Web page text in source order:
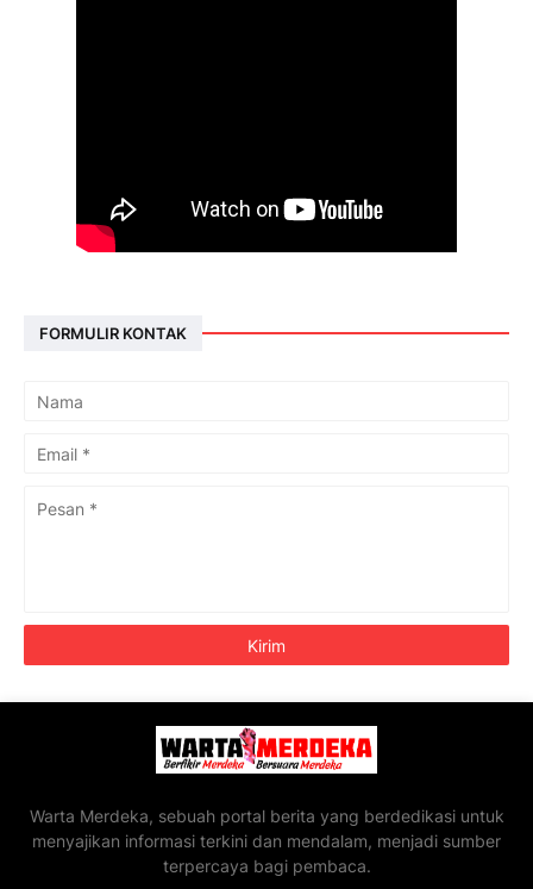
FORMULIR KONTAK
Warta Merdeka, sebuah portal berita yang berdedikasi untuk
menyajikan informasi terkini dan mendalam, menjadi sumber
terpercaya bagi pembaca.